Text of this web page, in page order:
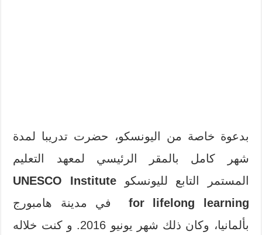
بدعوة خاصة من اليونسكو، حضرت تدريبا لمدة
شهر كامل بالمقر الرئيسي لمعهد التعليم
المستمر التابع لليونسكوUNESCO Institute
for lifelong learning في مدينة هامبورج
بألمانيا، وكان ذلك شهر يونيو 2016. و كنت خلاله